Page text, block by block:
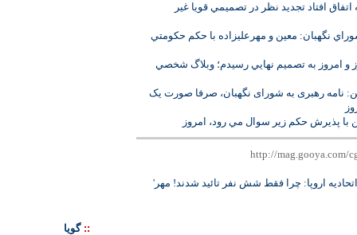
اتفاق افتاد تجديد نظر در تصميمي قويا غير
نگهبان: معين و مهرعليزاده با حكم حكومتي
و امروز به تصميم نهايي رسيدم؛ وبلاگ شخصي
نامه رهبری به شورای نگهبان، صرفا صورت یک
با پذيرش حكم زير سوال مي رود، امروز
اروپا: چرا فقط شش نفر تائید شدند! مهر'
::گويا